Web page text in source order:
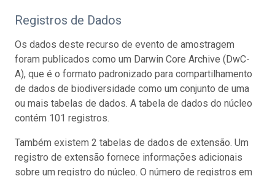
Registros de Dados
Os dados deste recurso de evento de amostragem
foram publicados como um Darwin Core Archive (DwC-
A), que é o formato padronizado para compartilhamento
de dados de biodiversidade como um conjunto de uma
ou mais tabelas de dados. A tabela de dados do núcleo
contém 101 registros.
Também existem 2 tabelas de dados de extensão. Um
registro de extensão fornece informações adicionais
sobre um registro do núcleo. O número de registros em